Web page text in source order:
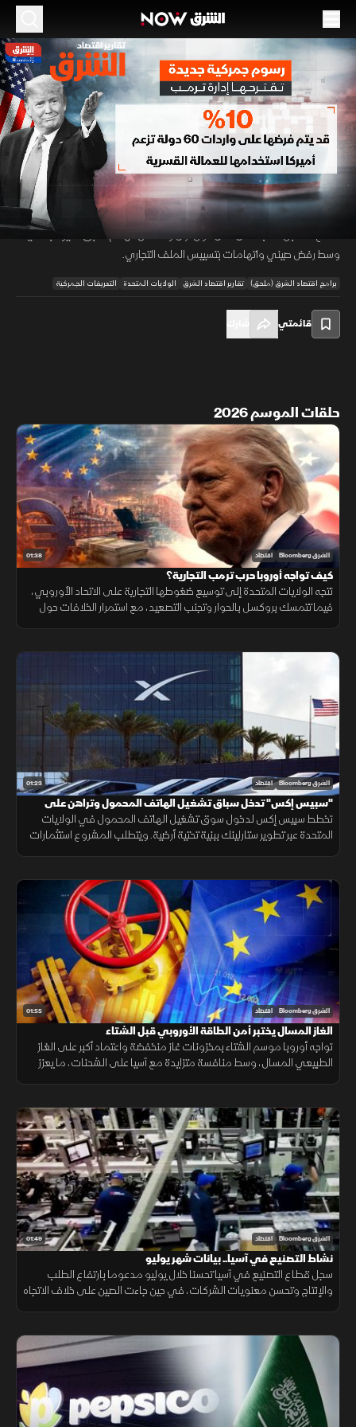
00:12/01:56
الموسم 2026
رسوم جمركية جديدة تقترحها إدارة ترمب
03 يونيو 2026 01:55 اقتصاد
تقارير اقتصاد الشرق
تسعى الإدارة الأميركية إلى فرض رسوم جمركية جديدة على واردات عشرات
الدول، استنادًا إلى تحقيقات تجارية تتعلق بالعمالة القسرية. وتشمل
المقترحات رسومًا لا تقل عن عشرة في المئة على دول تعهدت بتقييد هذه
السلع، مقابل نسب أعلى على دول ترى واشنطن أنها لم تطبق القيود بفاعلية،
وسط رفض صيني واتهامات بتسييس الملف التجاري.
برامج اقتصاد الشرق (ملحق) تقارير اقتصاد الشرق الولايات المتحدة التعريفات الجمركية
قائمتي
حلقات الموسم 2026
01:38 الشرق Bloomberg اقتصاد
كيف تواجه أوروبا حرب ترمب التجارية؟
تتجه الولايات المتحدة إلى توسيع ضغوطها التجارية على الاتحاد الأوروبي،
فيما تتمسك بروكسل بالحوار وتجنب التصعيد، مع استمرار الخلافات حول
01:23 الشرق Bloomberg اقتصاد
"سبيس إكس" تدخل سباق تشغيل الهاتف المحمول وتراهن على
"ستارلينك"
تخطط سبيس إكس لدخول سوق تشغيل الهاتف المحمول في الولايات
المتحدة عبر تطوير ستارلينك ببنية تحتية أرضية. ويتطلب المشروع استثمارات
01:55 الشرق Bloomberg اقتصاد
الغاز المسال يختبر أمن الطاقة الأوروبي قبل الشتاء
تواجه أوروبا موسم الشتاء بمخزونات غاز منخفضة واعتماد أكبر على الغاز
الطبيعي المسال، وسط منافسة متزايدة مع آسيا على الشحنات، ما يعزز
01:49 الشرق Bloomberg اقتصاد
نشاط التصنيع في آسيا.. بيانات شهر يوليو
سجل قطاع التصنيع في آسيا تحسنا خلال يوليو مدعوما بارتفاع الطلب
والإنتاج وتحسن معنويات الشركات، في حين جاءت الصين على خلاف الاتجاه